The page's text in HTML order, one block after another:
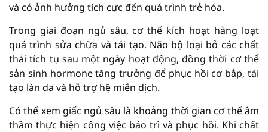
và có ảnh hưởng tích cực đến quá trình trẻ hóa.
Trong giai đoạn ngủ sâu, cơ thể kích hoạt hàng loạt
quá trình sửa chữa và tái tạo. Não bộ loại bỏ các chất
thải tích tụ sau một ngày hoạt động, đồng thời cơ thể
sản sinh hormone tăng trưởng để phục hồi cơ bắp, tái
tạo làn da và hỗ trợ hệ miễn dịch.
Có thể xem giấc ngủ sâu là khoảng thời gian cơ thể âm
thầm thực hiện công việc bảo trì và phục hồi. Khi chất